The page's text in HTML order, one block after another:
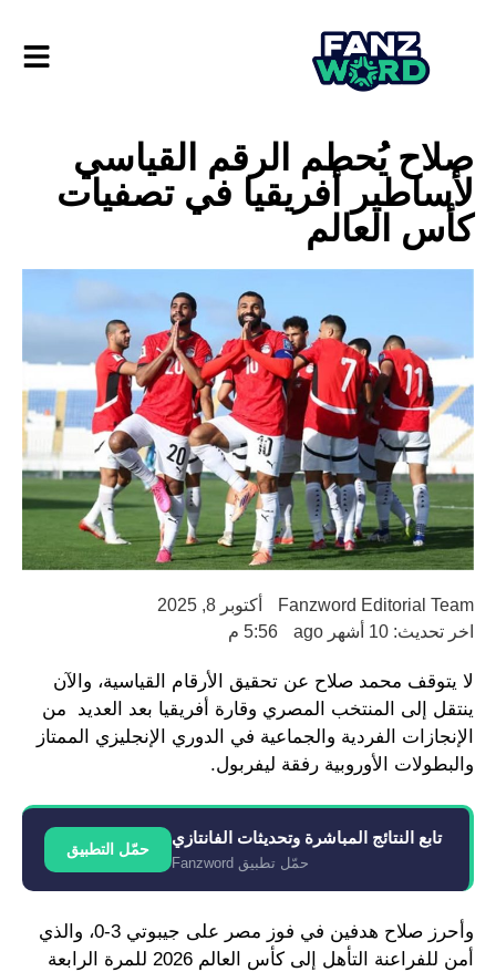
صلاح يُحطم الرقم القياسي
لأساطير أفريقيا في تصفيات
كأس العالم
Fanzword Editorial Team
أكتوبر 8, 2025
اخر تحديث: 10 أشهر ago
5:56 م
لا يتوقف محمد صلاح عن تحقيق الأرقام القياسية، والآن
ينتقل إلى المنتخب المصري وقارة أفريقيا بعد العديد من
الإنجازات الفردية والجماعية في الدوري الإنجليزي الممتاز
والبطولات الأوروبية رفقة ليفربول.
تابع النتائج المباشرة وتحديثات الفانتازي
حمّل تطبيق Fanzword
حمّل التطبيق
وأحرز صلاح هدفين في فوز مصر على جيبوتي 3-0، والذي
أمن للفراعنة التأهل إلى كأس العالم 2026 للمرة الرابعة